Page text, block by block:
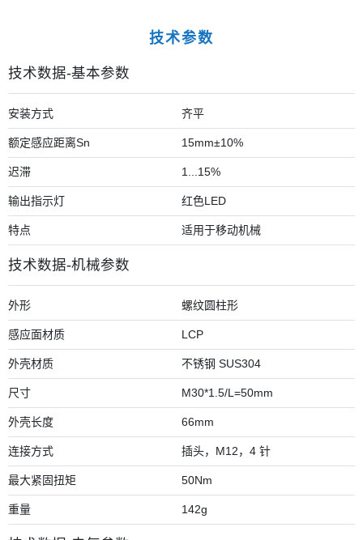
技术参数
技术数据-基本参数
安装方式 齐平
额定感应距离Sn 15mm±10%
迟滞 1...15%
输出指示灯 红色LED
特点 适用于移动机械
技术数据-机械参数
外形 螺纹圆柱形
感应面材质 LCP
外壳材质 不锈钢 SUS304
尺寸 M30*1.5/L=50mm
外壳长度 66mm
连接方式 插头，M12，4 针
最大紧固扭矩 50Nm
重量 142g